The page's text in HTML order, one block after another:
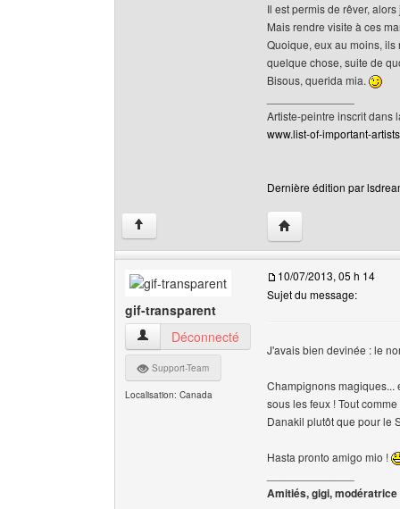
Il est permis de rêver,
Mais rendre visite à ces
Quoique, eux au moins,
quelque chose, suite de
Bisous, querida mia.
Artiste-peintre inscrit dans
www.list-of-important-
Dernière édition par
↑ Visiter le site web
gif-transparent
gif-transparent Voir le profil de l'utilisateur
Déconnecté
Support-Team
Localisation: Canada
10/07/2013, 05 h 14
Sujet du message:
J'avais bien devinée : le
Champignons magiques...
sous les feux ! Tout
Danakil plutôt que pour le
Hasta pronto amigo mio !
Amitiés, gigi, modératrice